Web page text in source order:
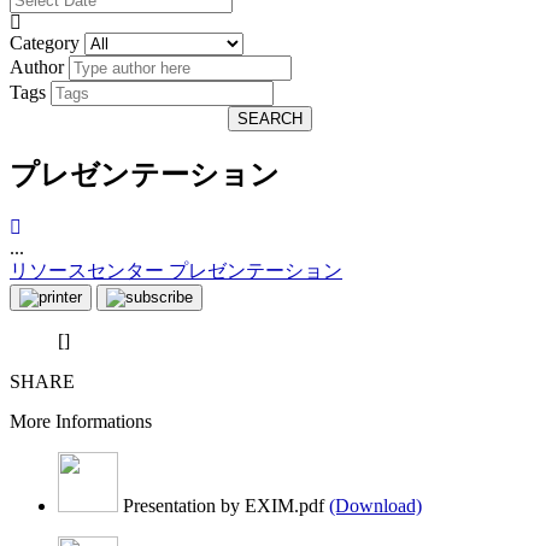
Category
Author
Tags
SEARCH
プレゼンテーション
...
リソースセンター プレゼンテーション
[]
SHARE
More Informations
Presentation by EXIM.pdf (Download)